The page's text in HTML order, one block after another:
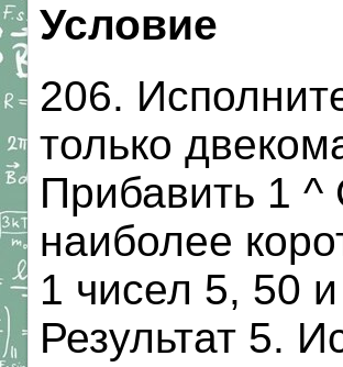
Условие
206.
только
Прибавить 1 ^
наиболее
1 чисел 5, 50
Результат 5.